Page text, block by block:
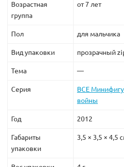
Возрастная
группа
от 7 лет
Пол для мальчика
Вид упаковки прозрачный
Тема —
Серия
ВСЕ
войны
Год 2012
Габариты
упаковки
3,5 × 3,5 × 4,5